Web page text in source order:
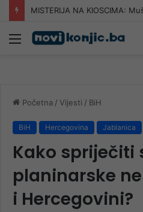
Meni
Početna / Vijesti / BiH
BiH Hercegovina Jablanica
Kako spriječiti
planinarske
i Hercegovini?